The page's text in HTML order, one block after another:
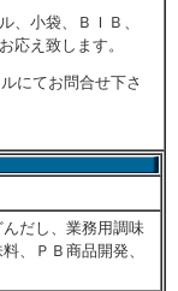
、小袋、ＢＩＢ、
応え致します。
にてお問合せ下さ
だし、業務用調味
、ＰＢ商品開発、